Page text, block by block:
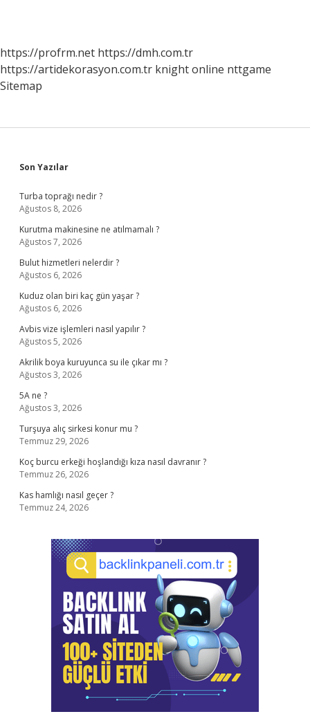
https://profrm.net https://dmh.com.tr
https://artidekorasyon.com.tr knight online nttgame
Sitemap
Sidebar
Son Yazılar
Turba toprağı nedir ?
Ağustos 8, 2026
Kurutma makinesine ne atılmamalı ?
Ağustos 7, 2026
Bulut hizmetleri nelerdir ?
Ağustos 6, 2026
Kuduz olan biri kaç gün yaşar ?
Ağustos 6, 2026
Avbis vize işlemleri nasıl yapılır ?
Ağustos 5, 2026
Akrilik boya kuruyunca su ile çıkar mı ?
Ağustos 3, 2026
5A ne ?
Ağustos 3, 2026
Turşuya alıç sirkesi konur mu ?
Temmuz 29, 2026
Koç burcu erkeği hoşlandığı kıza nasıl davranır ?
Temmuz 26, 2026
Kas hamlığı nasıl geçer ?
Temmuz 24, 2026